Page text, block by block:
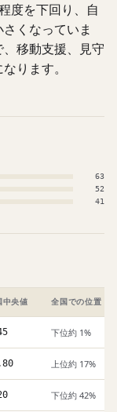
度を下回り、自
くなっていま
移動支援、見守
ります。
63
52
41
中央値 全国での位置
下位約 1%
上位約 17%
下位約 42%